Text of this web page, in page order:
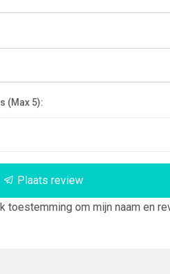
(Max 5):
Plaats review
toestemming om mijn naam en